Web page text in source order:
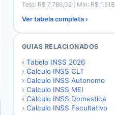
Teto: R$ 7.786,02 | Min: R$ 1.518
Ver tabela completa ›
GUIAS RELACIONADOS
› Tabela INSS 2026
› Calculo INSS CLT
› Calculo INSS Autonomo
› Calculo INSS MEI
› Calculo INSS Domestica
› Calculo INSS Facultativo